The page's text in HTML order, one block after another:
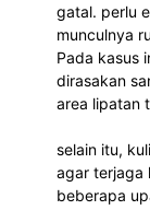
gatal. perlu
munculnya
Pada kasus
dirasakan
area lipatan
selain itu,
agar terjaga
beberapa